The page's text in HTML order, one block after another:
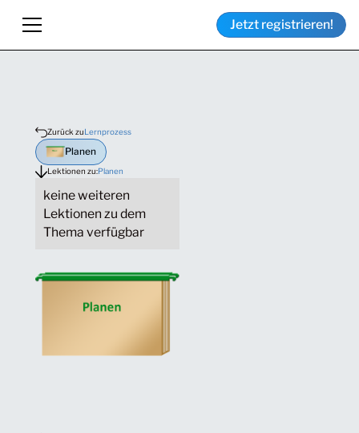
Jetzt registrieren!
Zurück zuLernprozess
Planen
Lektionen zu:Planen
keine weiteren
Lektionen zu dem
Thema verfügbar